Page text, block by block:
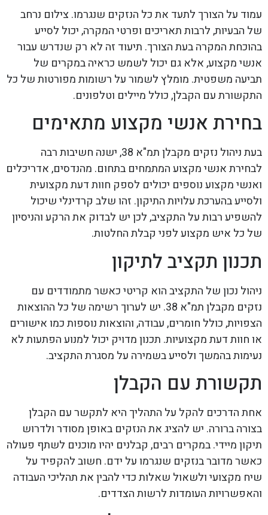
עמוד על הצורך לתעד את כל הנזקים שנגרמו. צילום נרחב
של הבעיות, לרבות תאריכים ופרטי המקרה, יכול לסייע
בהוכחת המקרה בעת הצורך. תיעוד זה לא רק שנדרש עבור
אנשי מקצוע, אלא גם יכול לשמש כראיה במקרים של
תביעה משפטית. מומלץ לשמור על רשומות מפורטות של כל
התקשורת עם הקבלן, כולל מיילים וטלפונים.
בחירת אנשי מקצוע מתאימים
בעת ניהול נזקים מקבלן תמ"א 38, ישנה חשיבות רבה
לבחירת אנשי מקצוע המתמחים בתחום. מהנדסים, אדריכלים
ואנשי מקצוע נוספים יכולים לספק חוות דעת מקצועית
ולסייע בהערכת עלויות התיקון. זהו שלב קרדינלי שיכול
להשפיע רבות על התקציב, לכן יש לבדוק את הרקע והניסיון
של כל איש מקצוע לפני קבלת החלטות.
תכנון תקציב לתיקון
ניהול נכון של התקציב הוא קריטי כאשר מתמודדים עם
נזקים מקבלן תמ"א 38. יש לערוך רשימה של כל ההוצאות
הצפויות, כולל חומרים, עבודה, והוצאות נוספות כמו אישורים
או חוות דעת מקצועיות. תכנון מדויק יכול למנוע הפתעות לא
נעימות בהמשך ולסייע בשמירה על מסגרת התקציב.
תקשורת עם הקבלן
אחת הדרכים להקל על התהליך היא לתקשר עם הקבלן
בצורה ברורה. יש להציג את הנזקים באופן מסודר ולדרוש
תיקון מיידי. במקרים רבים, קבלנים יהיו מוכנים לשתף פעולה
כאשר מדובר בנזקים שנגרמו על ידם. חשוב להקפיד על
שיח מקצועי ולשאול שאלות כדי להבין את תהליכי העבודה
והאפשרויות העומדות לרשות הצדדים.